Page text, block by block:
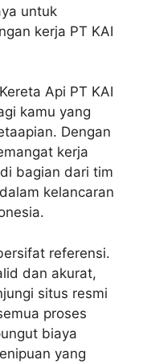
untuk
kerja PT KAI
Api PT KAI
kamu yang
Dengan
kerja
bagian dari tim
kelancaran
referensi.
dan akurat,
situs resmi
proses
biaya
yang